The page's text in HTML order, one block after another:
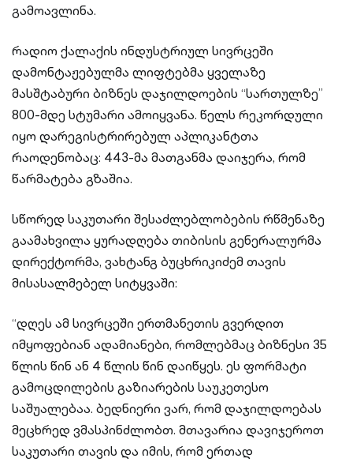
გამოავლინა.
რადიო ქალაქის ინდუსტრიულ სივრცეში
დამონტაჟებულმა ლიფტებმა ყველაზე
მასშტაბური ბიზნეს დაჯილდოების “სართულზე”
800-მდე სტუმარი ამოიყვანა. წელს რეკორდული
იყო დარეგისტრირებულ აპლიკანტთა
რაოდენობაც: 443-მა მათგანმა დაიჯერა, რომ
წარმატება გზაშია.
სწორედ საკუთარი შესაძლებლობების რწმენაზე
გაამახვილა ყურადღება თიბისის გენერალურმა
დირექტორმა, ვახტანგ ბუცხრიკიძემ თავის
მისასალმებელ სიტყვაში:
“დღეს ამ სივრცეში ერთმანეთის გვერდით
იმყოფებიან ადამიანები, რომლებმაც ბიზნესი 35
წლის წინ ან 4 წლის წინ დაიწყეს. ეს ფორმატი
გამოცდილების გაზიარების საუკეთესო
საშუალებაა. ბედნიერი ვარ, რომ დაჯილდოებას
მეცხრედ ვმასპინძლობთ. მთავარია დავიჯეროთ
საკუთარი თავის და იმის, რომ ერთად